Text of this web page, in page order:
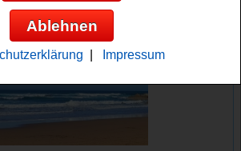
Ablehnen
Impressum